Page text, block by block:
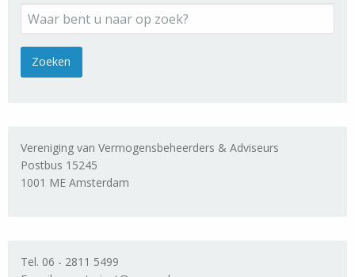
Vereniging van Vermogensbeheerders & Adviseurs
Postbus 15245
1001 ME Amsterdam
Tel. 06 - 2811 5499